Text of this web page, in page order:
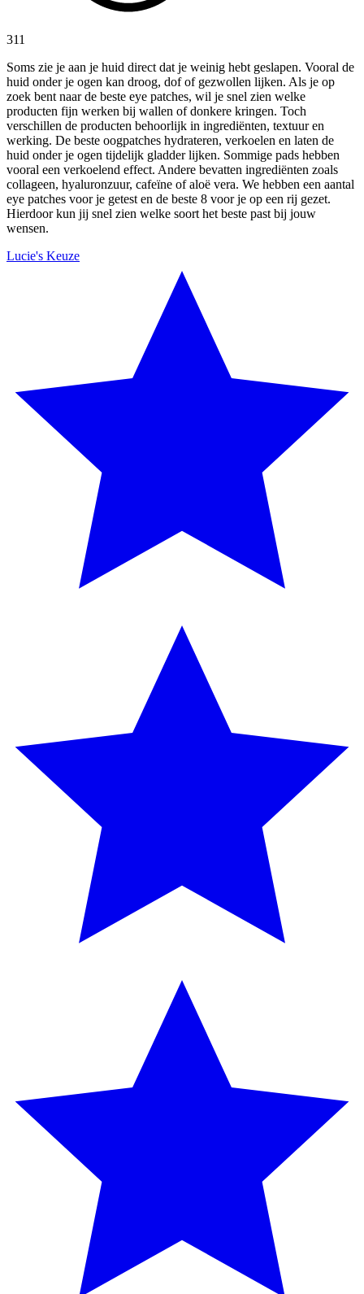
311
Soms zie je aan je huid direct dat je weinig hebt geslapen. Vooral de
huid onder je ogen kan droog, dof of gezwollen lijken. Als je op
zoek bent naar de beste eye patches, wil je snel zien welke
producten fijn werken bij wallen of donkere kringen. Toch
verschillen de producten behoorlijk in ingrediënten, textuur en
werking. De beste oogpatches hydrateren, verkoelen en laten de
huid onder je ogen tijdelijk gladder lijken. Sommige pads hebben
vooral een verkoelend effect. Andere bevatten ingrediënten zoals
collageen, hyaluronzuur, cafeïne of aloë vera. We hebben een aantal
eye patches voor je getest en de beste 8 voor je op een rij gezet.
Hierdoor kun jij snel zien welke soort het beste past bij jouw
wensen.
Lucie's Keuze